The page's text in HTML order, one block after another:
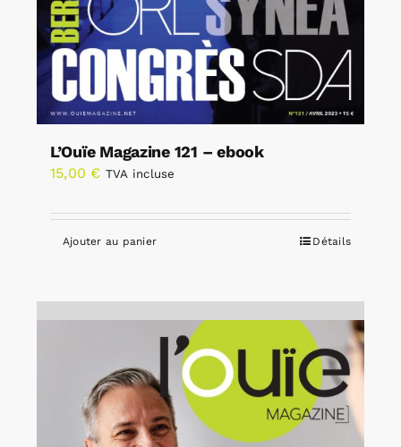
L’Ouïe Magazine 121 – ebook
15,00 € TVA incluse
Ajouter au panier Détails